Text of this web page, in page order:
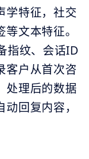
学特征，社交
文本特征。
指纹、会话ID
客户从首次咨
处理后的数据
回复内容，